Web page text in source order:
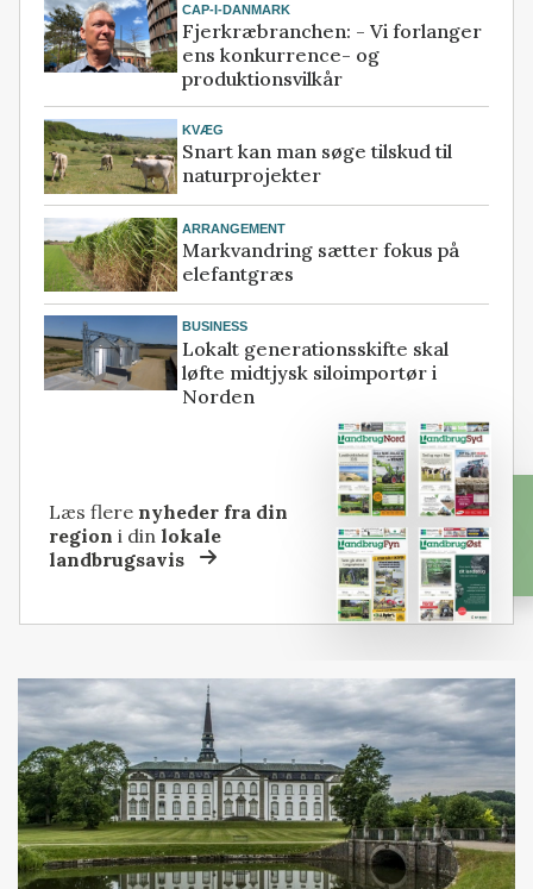
CAP-I-DANMARK
Fjerkræbranchen: - Vi forlanger
ens konkurrence- og
produktionsvilkår
KVÆG
Snart kan man søge tilskud til
naturprojekter
ARRANGEMENT
Markvandring sætter fokus på
elefantgræs
BUSINESS
Lokalt generationsskifte skal
løfte midtjysk siloimportør i
Norden
Læs flere nyheder fra din
region i dinlokale
landbrugsavis